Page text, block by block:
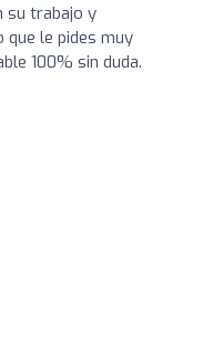
su trabajo y
que le pides muy
100% sin duda.